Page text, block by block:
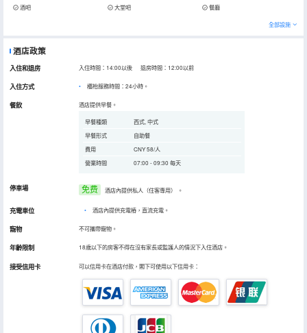
酒吧
大堂吧 餐廳
全部設施
酒店政策
入住和退房 入住時間：14:00以後 退房時間：12:00以前
入住方式 櫃枱服務時間：24小時。
餐飲 酒店提供早餐。
早餐種類
西式, 中式
早餐形式
自助餐
費用
CNY 58/人
營業時間
07:00 - 09:30 每天
停車場 免费 酒店內提供私人（住客專用） 。
充電車位 • 酒店內提供充電樁，直流充電。
寵物 不可攜帶寵物。
年齡限制 18歲以下的房客不得在沒有家長或監護人的情況下入住酒店。
接受信用卡 可以信用卡在酒店付款，閣下可使用以下信用卡：